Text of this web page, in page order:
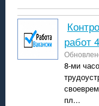
контролёр станочных и слесарных
работ
8-ми
пл...